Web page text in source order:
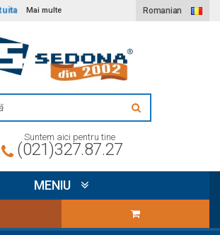
Mai multe Romanian
Suntem aici pentru tine
(021)327.87.27
MENIU